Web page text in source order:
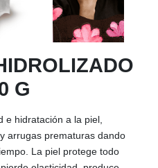
G
e hidratación a la piel,
arrugas prematuras dando
La piel protege todo